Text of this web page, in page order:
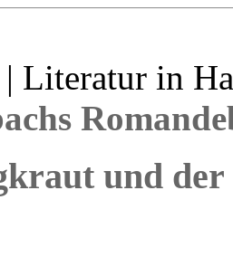
Literatur in
und